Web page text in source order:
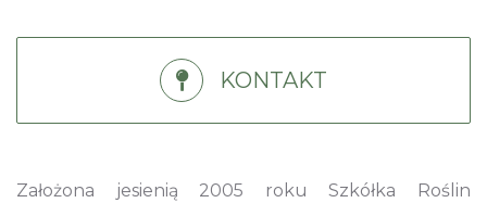
KONTAKT
Założona jesienią 2005 roku Szkółka Roślin